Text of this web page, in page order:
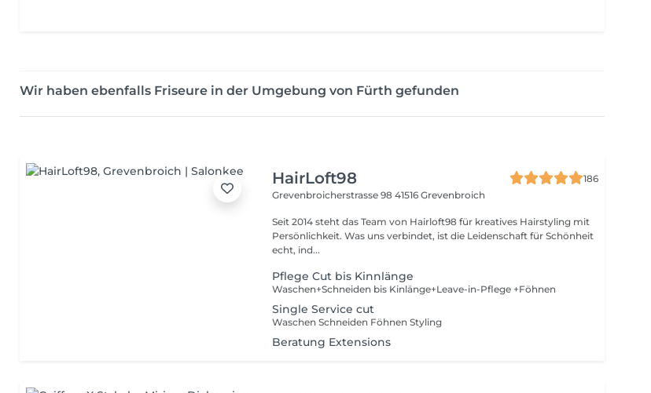
Wir haben ebenfalls Friseure in der Umgebung von Fürth gefunden
HairLoft98
186
Grevenbroicherstrasse 9841516 Grevenbroich
Seit 2014 steht das Team von Hairloft98 für kreatives Hairstyling mit
Persönlichkeit. Was uns verbindet, ist die Leidenschaft für Schönheit
echt, ind...
Pflege Cut bis Kinnlänge
Waschen+Schneiden bis Kinlänge+Leave-in-Pflege +Föhnen
Single Service cut
Waschen Schneiden Föhnen Styling
Beratung Extensions